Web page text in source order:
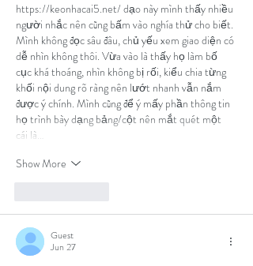
https://keonhacai5.net/ dạo này mình thấy nhiều
người nhắc nên cũng bấm vào nghía thử cho biết.
Mình không đọc sâu đâu, chủ yếu xem giao diện có
dễ nhìn không thôi. Vừa vào là thấy họ làm bố
cục khá thoáng, nhìn không bị rối, kiểu chia từng
khối nội dung rõ ràng nên lướt nhanh vẫn nắm
được ý chính. Mình cũng để ý mấy phần thông tin
họ trình bày dạng bảng/cột nên mắt quét một
cái là…
Show More
Guest
Jun 27